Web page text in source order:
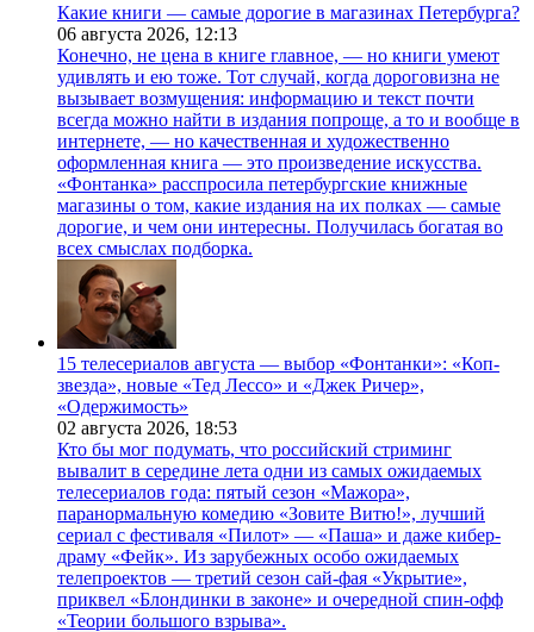
Какие книги — самые дорогие в магазинах Петербурга?
06 августа 2026, 12:13
Конечно, не цена в книге главное, — но книги умеют
удивлять и ею тоже. Тот случай, когда дороговизна не
вызывает возмущения: информацию и текст почти
всегда можно найти в издания попроще, а то и вообще в
интернете, — но качественная и художественно
оформленная книга — это произведение искусства.
«Фонтанка» расспросила петербургские книжные
магазины о том, какие издания на их полках — самые
дорогие, и чем они интересны. Получилась богатая во
всех смыслах подборка.
15 телесериалов августа — выбор «Фонтанки»: «Коп-
звезда», новые «Тед Лессо» и «Джек Ричер»,
«Одержимость»
02 августа 2026, 18:53
Кто бы мог подумать, что российский стриминг
вывалит в середине лета одни из самых ожидаемых
телесериалов года: пятый сезон «Мажора»,
паранормальную комедию «Зовите Витю!», лучший
сериал с фестиваля «Пилот» — «Паша» и даже кибер-
драму «Фейк». Из зарубежных особо ожидаемых
телепроектов — третий сезон сай-фая «Укрытие»,
приквел «Блондинки в законе» и очередной спин-офф
«Теории большого взрыва».